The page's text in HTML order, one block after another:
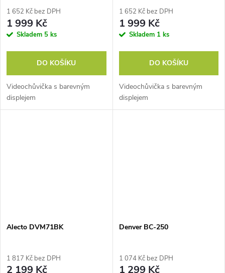
1 652 Kč bez DPH
1 999 Kč
Skladem 5 ks
DO KOŠÍKU
Videochůvička s barevným
displejem
1 652 Kč bez DPH
1 999 Kč
Skladem 1 ks
DO KOŠÍKU
Videochůvička s barevným
displejem
Alecto DVM71BK
1 817 Kč bez DPH
2 199 Kč
Denver BC-250
1 074 Kč bez DPH
1 299 Kč